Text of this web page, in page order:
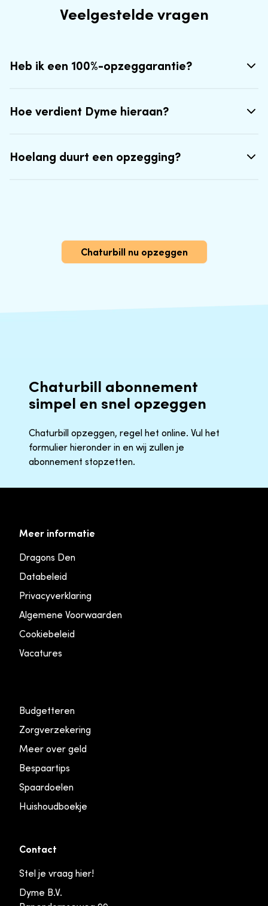
Veelgestelde vragen
Heb ik een 100%-opzeggarantie?
Hoe verdient Dyme hieraan?
Hoelang duurt een opzegging?
Chaturbill nu opzeggen
Chaturbill abonnement
simpel en snel opzeggen
Chaturbill opzeggen, regel het online. Vul het
formulier hieronder in en wij zullen je
abonnement stopzetten.
Meer informatie
Dragons Den
Databeleid
Privacyverklaring
Algemene Voorwaarden
Cookiebeleid
Vacatures
Budgetteren
Zorgverzekering
Meer over geld
Bespaartips
Spaardoelen
Huishoudboekje
Contact
Stel je vraag hier!
Dyme B.V.